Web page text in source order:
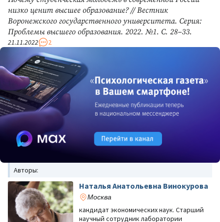
низко ценит высшее образование? // Вестник
Воронежского государственного университета. Серия:
Проблемы высшего образования. 2022. №1. С. 28–33.
21.11.2022 2
Авторы:
Наталья Анатольевна Винокурова
Москва
кандидат экономических наук. Старший
научный сотрудник лаборатории